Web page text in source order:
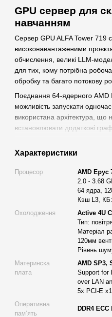
GPU сервер для
навчанням
Сервер GPU ALFA Tower 719
високонавантаженими
обчислення, великі LLM-
для тих, кому потрібна
обробку та багато потокову
Поєднання 64-ядерного AMD
можливість запускати
використана архітектура,
встановлювати додаткові
Цей GPU сервер
кількістю ядер та GPU-
машинне навчання,
графічні обрахунки, GPU-
наукові, математичні та
обробка великих масивів
створення програмного
віртуалізація та
хмарні задачі з
Якщо потрібно купити GPU
Характеристики
Процесор
AMD Epyc
2.0 - 3.68
64 ядра,
Кэш L3,
Охолодження
Active 4U
Тип:
Матеріал
120мм
Рівень
Материнска
плата
AMD SP3,
Support for
over LAN
5x PCI-E
Оперативна
памʼять
DDR4